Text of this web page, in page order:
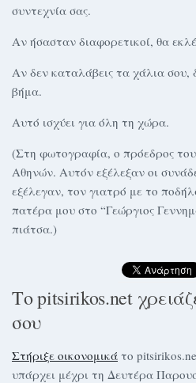
συντεχνία σας.
Αν ήσασταν διαφορετικοί, θα
Αν δεν καταλάβεις τα χάλια σου,
βήμα.
Αυτό ισχύει για όλη τη χώρα.
(Στη φωτογραφία, ο πρόεδρος
Αθηνών. Αυτόν εξέλεξαν οι
εξέλεγαν, τον γιατρό με το
πατέρα μου στο “Γεώργιος
πιάτσα.)
Το pitsirikos.net
σου
Στήριξε οικονομικά το
υπάρχει μέχρι τη Δευτέρα